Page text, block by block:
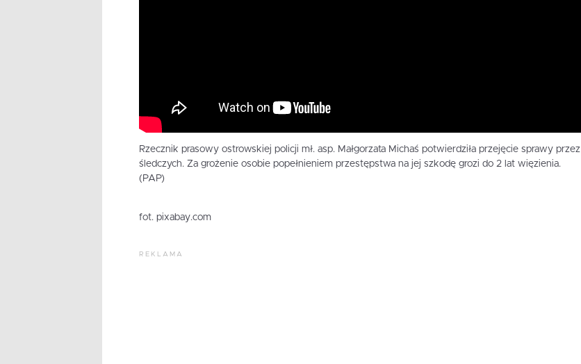
Rzecznik prasowy ostrowskiej policji mł. asp. Małgorzata Michaś potwierdziła przejęcie sprawy przez
śledczych. Za grożenie osobie popełnieniem przestępstwa na jej szkodę grozi do 2 lat więzienia.
(PAP)
fot. pixabay.com
REKLAMA